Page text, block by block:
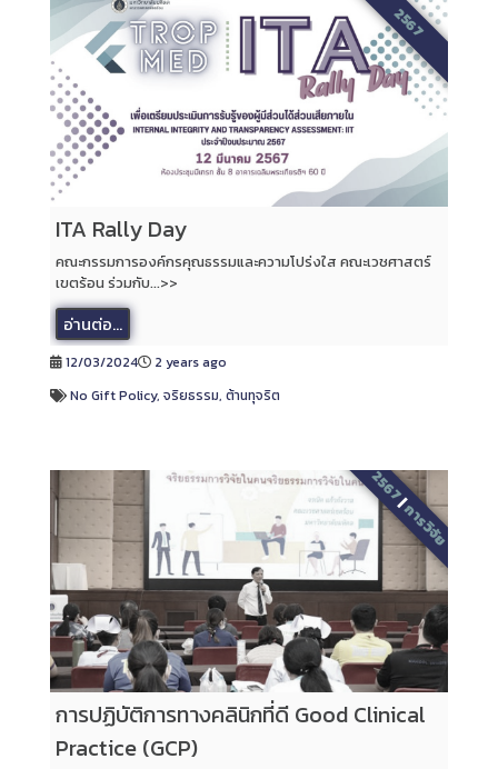
ITA Rally Day
คณะกรรมการองค์กรคุณธรรมและความโปร่งใส คณะเวชศาสตร์
เขตร้อน ร่วมกับ...>>
อ่านต่อ...
2567
12/03/2024
2 years ago
No Gift Policy, จริยธรรม, ต้านทุจริต
การปฏิบัติการทางคลินิกที่ดี Good Clinical
Practice (GCP)
2567
|
การวิจัย